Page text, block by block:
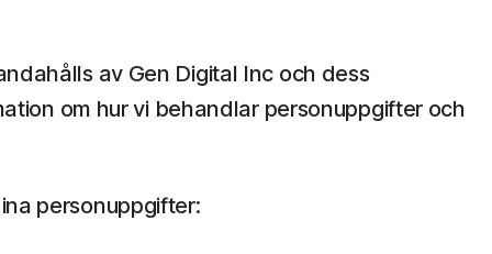
Förnya
av Gen Digital Inc och dess
om hur vi behandlar personuppgifter och
personuppgifter: